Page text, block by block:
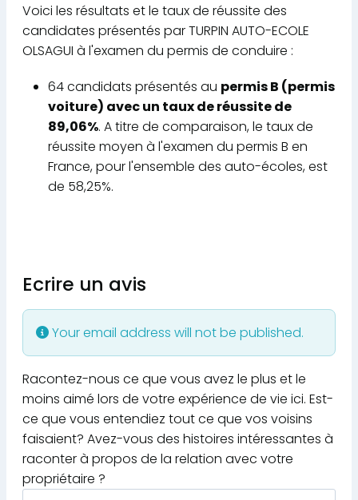
Voici les résultats et le taux de réussite des
candidates présentés par TURPIN AUTO-ECOLE
OLSAGUI à l'examen du permis de conduire :
64 candidats présentés au permis B (permis
voiture) avec un taux de réussite de
89,06%. A titre de comparaison, le taux de
réussite moyen à l'examen du permis B en
France, pour l'ensemble des auto-écoles, est
de 58,25%.
Ecrire un avis
Your email address will not be published.
Racontez-nous ce que vous avez le plus et le
moins aimé lors de votre expérience de vie ici. Est-
ce que vous entendiez tout ce que vos voisins
faisaient? Avez-vous des histoires intéressantes à
raconter à propos de la relation avec votre
propriétaire ?